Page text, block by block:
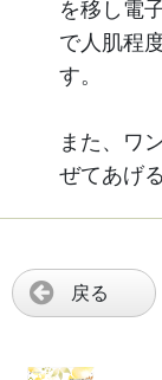
を移し電
で人肌程
す。
また、ワ
ぜてあげ
戻る